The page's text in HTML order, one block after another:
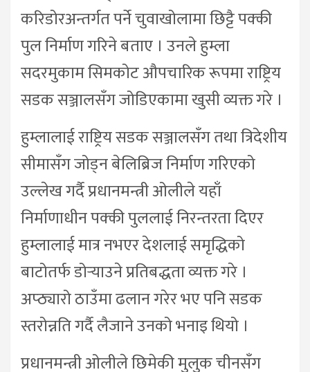
करिडोरअन्तर्गत पर्ने चुवाखोलामा छिट्टै पक्की
पुल निर्माण गरिने बताए । उनले हुम्ला
सदरमुकाम सिमकोट औपचारिक रूपमा राष्ट्रिय
सडक सञ्जालसँग जोडिएकामा खुसी व्यक्त गरे ।
हुम्लालाई राष्ट्रिय सडक सञ्जालसँग तथा त्रिदेशीय
सीमासँग जोड्न बेलिब्रिज निर्माण गरिएको
उल्लेख गर्दै प्रधानमन्त्री ओलीले यहाँ
निर्माणाधीन पक्की पुललाई निरन्तरता दिएर
हुम्लालाई मात्र नभएर देशलाई समृद्धिको
बाटोतर्फ डोर्‍याउने प्रतिबद्धता व्यक्त गरे ।
अप्ठ्यारो ठाउँमा ढलान गरेर भए पनि सडक
स्तरोन्नति गर्दै लैजाने उनको भनाइ थियो ।
प्रधानमन्त्री ओलीले छिमेकी मुलुक चीनसँग